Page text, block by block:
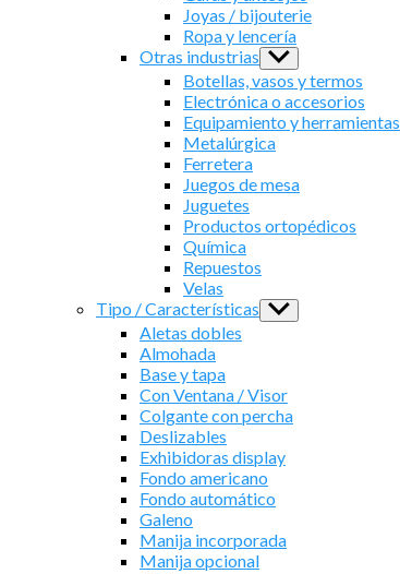
Joyas / bijouterie
Ropa y lencería
Otras industrias Show
sub
menu
Botellas, vasos y termos
Electrónica o accesorios
Equipamiento y herramientas
Metalúrgica
Ferretera
Juegos de mesa
Juguetes
Productos ortopédicos
Química
Repuestos
Velas
Tipo / Características Show
sub
Aletas dobles
Almohada
Base y tapa
Con Ventana / Visor
Colgante con percha
Deslizables
Exhibidoras display
Fondo americano
Fondo automático
Galeno
Manija incorporada
Manija opcional